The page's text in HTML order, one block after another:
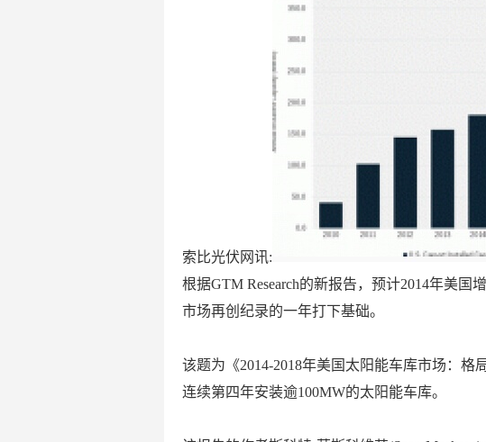
索比光伏网讯:
根据GTM Research的新报告，预计2014年美
市场再创纪录的一年打下基础。
该题为《2014-2018年美国太阳能车库市场：
连续第四年安装逾100MW的太阳能车库。